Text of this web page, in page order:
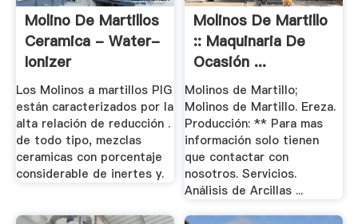
Molino De Martillos
Ceramica - Water-
Ionizer
Los Molinos a martillos PIG
están caracterizados por la
alta relación de reducción .
de todo tipo, mezclas
ceramicas con porcentaje
considerable de inertes y.
Molinos De Martillo
:: Maquinaria De
Ocasión ...
Molinos de Martillo;
Molinos de Martillo. Ereza.
Producción: ** Para mas
información solo tienen
que contactar con
nosotros. Servicios.
Análisis de Arcillas ...